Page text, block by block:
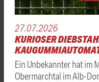
27.07.2026
KURIOSER
Ein Unbekannter hat im
Obermarchtal im Alb-